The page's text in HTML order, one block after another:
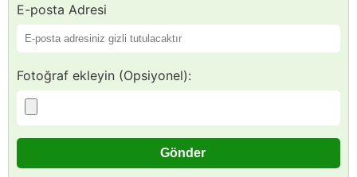
E-posta Adresi
Fotoğraf ekleyin (Opsiyonel):